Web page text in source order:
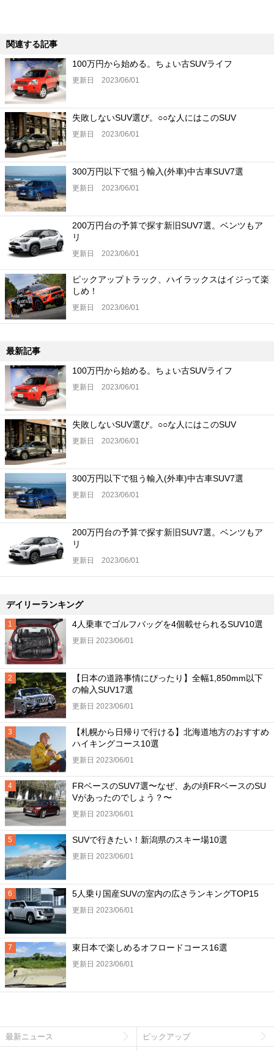
関連する記事
100万円から始める。ちょい古SUVライフ
更新日 2023/06/01
失敗しないSUV選び。○○な人にはこのSUV
更新日 2023/06/01
300万円以下で狙う輸入(外車)中古車SUV7選
更新日 2023/06/01
200万円台の予算で探す新旧SUV7選。ベンツもア
リ
更新日 2023/06/01
ピックアップトラック、ハイラックスはイジって楽
しめ！
更新日 2023/06/01
最新記事
100万円から始める。ちょい古SUVライフ
更新日 2023/06/01
失敗しないSUV選び。○○な人にはこのSUV
更新日 2023/06/01
300万円以下で狙う輸入(外車)中古車SUV7選
更新日 2023/06/01
200万円台の予算で探す新旧SUV7選。ベンツもア
リ
更新日 2023/06/01
デイリーランキング
4人乗車でゴルフバッグを4個載せられるSUV10選
更新日 2023/06/01
【日本の道路事情にぴったり】全幅1,850mm以下
の輸入SUV17選
更新日 2023/06/01
【札幌から日帰りで行ける】北海道地方のおすすめ
ハイキングコース10選
更新日 2023/06/01
FRベースのSUV7選〜なぜ、あの頃FRベースのSU
Vがあったのでしょう？〜
更新日 2023/06/01
SUVで行きたい！新潟県のスキー場10選
更新日 2023/06/01
5人乗り国産SUVの室内の広さランキングTOP15
更新日 2023/06/01
東日本で楽しめるオフロードコース16選
更新日 2023/06/01
最新ニュース ピックアップ